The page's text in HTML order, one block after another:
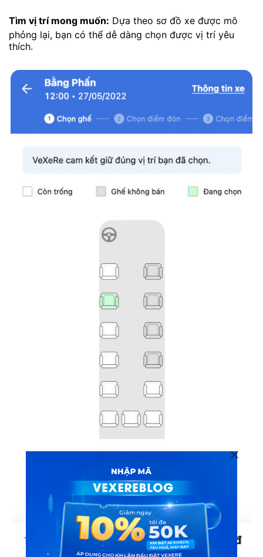
Tìm vị trí mong muốn: Dựa theo sơ đồ xe được mô
phỏng lại, bạn có thể dễ dàng chọn được vị trí yêu
thích.